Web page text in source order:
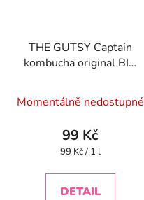
THE GUTSY Captain
kombucha original BIO
Momentálně nedostupné
99 Kč
Měrná
99 Kč / 1 l
DETAIL